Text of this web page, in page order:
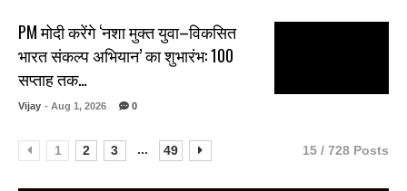
PM मोदी करेंगे ‘नशा मुक्त युवा–विकसित
भारत संकल्प अभियान’ का शुभारंभ: 100
सप्ताह तक…
Vijay - Aug 1, 2026 0
1 2 3 ... 49 15 / 728 Posts